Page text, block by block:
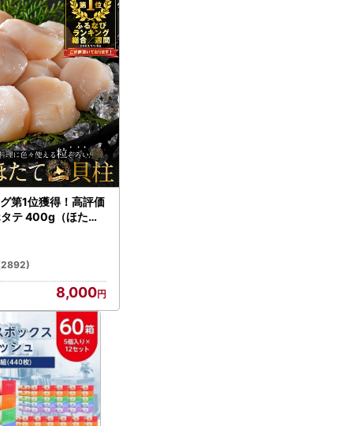
第1位獲得！高評価
テ 400g（ほたて
8,000